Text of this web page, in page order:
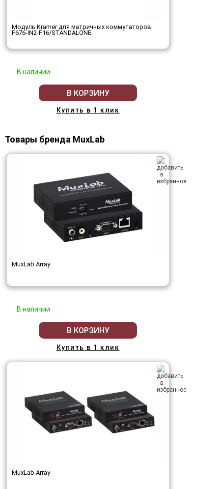
Модуль Kramer для матричных коммутаторов
F676-IN2-F16/STANDALONE
В наличии
В КОРЗИНУ
Купить в 1 клик
Товары бренда MuxLab
MuxLab Array
В наличии
В КОРЗИНУ
Купить в 1 клик
MuxLab Array